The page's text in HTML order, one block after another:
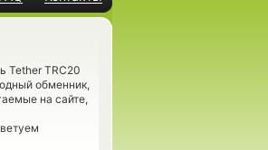
Tether TRC20
обменник,
на сайте,